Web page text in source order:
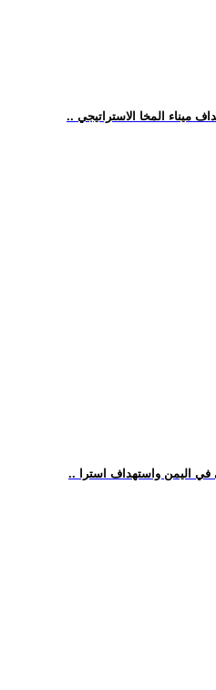
ميناء المخا الاستراتيجي
في اليمن واستهداف استرا